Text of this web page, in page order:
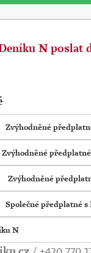
N poslat
Zvýhodněné
Zvýhodněné
Zvýhodněné
Společné předplatné
N